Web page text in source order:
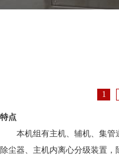
1
特点
本机组有主机、辅机、集管
除尘器、主机内离心分级装置